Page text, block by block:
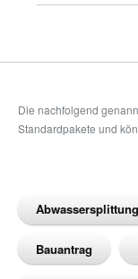
Die nachfolgend
Standardpakete und
Abwassersplittung
Bauantrag